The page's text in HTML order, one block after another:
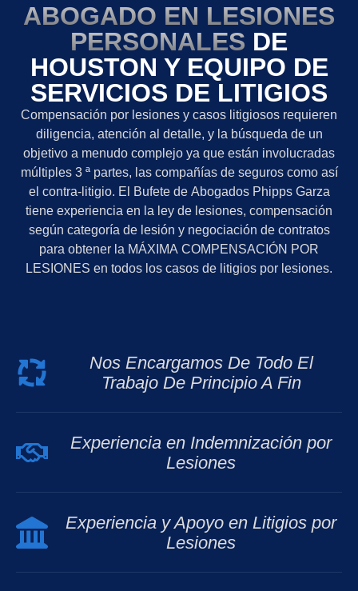
ABOGADO EN LESIONES
PERSONALES DE
HOUSTON Y EQUIPO DE
SERVICIOS DE LITIGIOS
Compensación por lesiones y casos litigiosos requieren
diligencia, atención al detalle, y la búsqueda de un
objetivo a menudo complejo ya que están involucradas
múltiples 3 ª partes, las compañías de seguros como así
el contra-litigio. El Bufete de Abogados Phipps Garza
tiene experiencia en la ley de lesiones, compensación
según categoría de lesión y negociación de contratos
para obtener la MÁXIMA COMPENSACIÓN POR
LESIONES en todos los casos de litigios por lesiones.
Nos Encargamos De Todo El
Trabajo De Principio A Fin
Experiencia en Indemnización por
Lesiones
Experiencia y Apoyo en Litigios por
Lesiones